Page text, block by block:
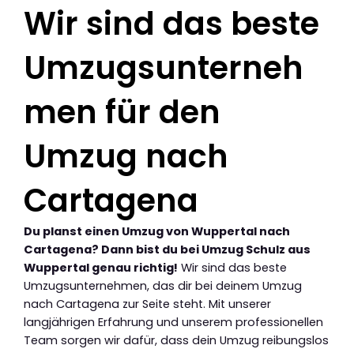
Wir sind das beste
Umzugsunterneh
men für den
Umzug nach
Cartagena
Du planst einen Umzug von Wuppertal nach
Cartagena? Dann bist du bei Umzug Schulz aus
Wuppertal genau richtig! Wir sind das beste
Umzugsunternehmen, das dir bei deinem Umzug
nach Cartagena zur Seite steht. Mit unserer
langjährigen Erfahrung und unserem professionellen
Team sorgen wir dafür, dass dein Umzug reibungslos